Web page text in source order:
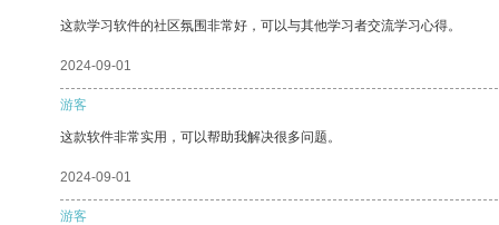
这款学习软件的社区氛围非常好，可以与其他学习者交流学习心得。
2024-09-01
游客
这款软件非常实用，可以帮助我解决很多问题。
2024-09-01
游客